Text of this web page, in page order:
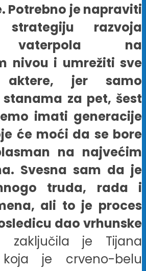
Potrebno je napraviti
strategiju razvoja
vaterpola na
nivou i umrežiti sve
aktere, jer samo
za pet, šest
imati generacije
će moći da se bore
na najvećim
Svesna sam da je
truda, rada i
ali to je proces
dao vrhunske
je Tijana
koja je crveno-belu